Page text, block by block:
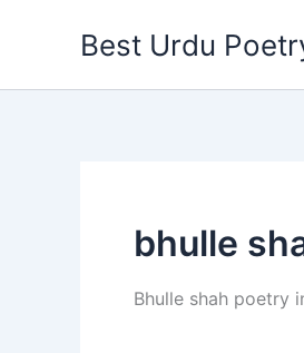
Best Urdu
bhulle
Bhulle shah poetry